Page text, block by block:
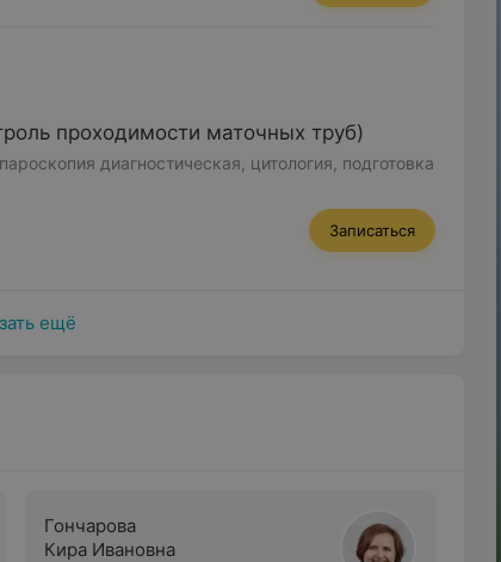
проходимости маточных труб)
диагностическая, цитология, подготовка
Записаться
ещё
Гончарова
Кира Ивановна